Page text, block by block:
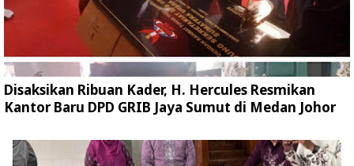
Disaksikan Ribuan Kader, H. Hercules Resmikan
Kantor Baru DPD GRIB Jaya Sumut di Medan Johor